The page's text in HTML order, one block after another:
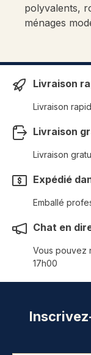
polyvalents,
ménages
Livraison
Livraison
Livraison
Livraison
Expédié
Emballé
Chat en
Vous pouvez
17h00